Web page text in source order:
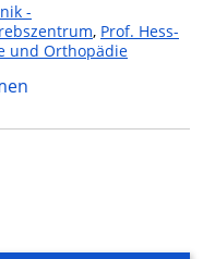
-
, Prof. Hess-
und Orthopädie